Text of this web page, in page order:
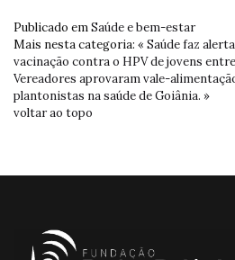
Publicado emSaúde e bem-estar
Mais nesta categoria: « Saúde faz
vacinação contra o HPV de jovens entre
Vereadores aprovaram vale-
plantonistas na saúde de Goiânia. »
voltar ao topo